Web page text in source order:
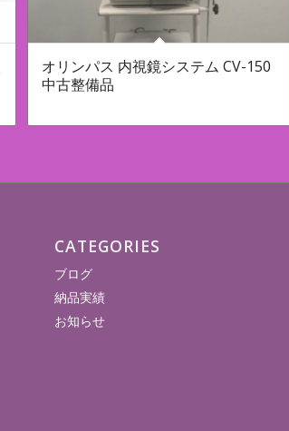
オリンパス 内視鏡システム CV-150
中古整備品
CATEGORIES
ブログ
納品実績
お知らせ